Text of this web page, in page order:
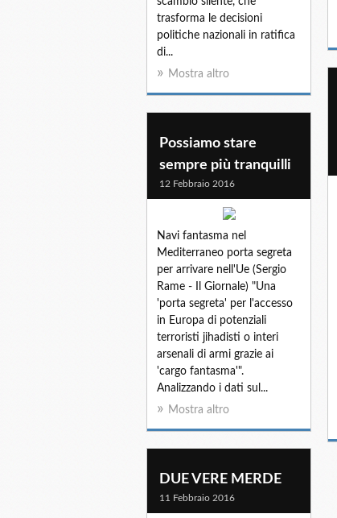
trasforma le decisioni
politiche nazionali in ratifica
di...
Mostra altro
Possiamo stare
sempre più tranquilli
12 Febbraio 2016
Navi fantasma nel
Mediterraneo porta segreta
per arrivare nell'Ue (Sergio
Rame - Il Giornale) "Una
'porta segreta' per l'accesso
in Europa di potenziali
terroristi jihadisti o interi
arsenali di armi grazie ai
'cargo fantasma'".
Analizzando i dati sul...
Mostra altro
DUE VERE MERDE
11 Febbraio 2016